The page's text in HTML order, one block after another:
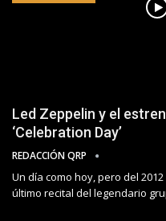
Led Zeppelin y el
‘Celebration Day’
REDACCIÓN QRP
Un día como hoy, pero del
último recital del legendario